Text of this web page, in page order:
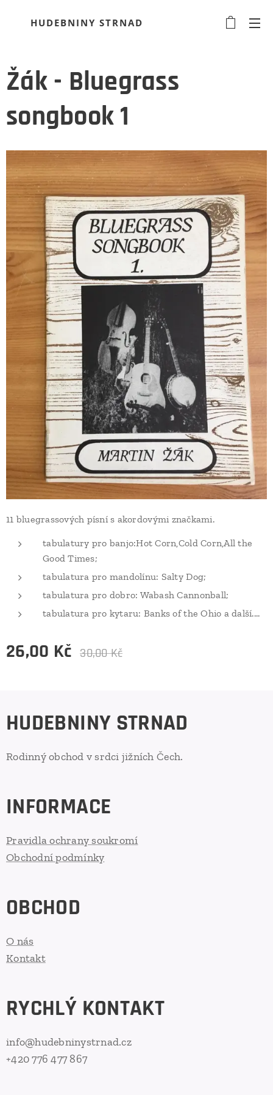
HUDEBNINY STRNAD
Žák - Bluegrass
songbook 1
11 bluegrassových písní s akordovými značkami.
tabulatury pro banjo:Hot Corn,Cold Corn,All the
Good Times;
tabulatura pro mandolínu: Salty Dog;
tabulatura pro dobro: Wabash Cannonball;
tabulatura pro kytaru: Banks of the Ohio a další....
26,00 Kč 30,00Kč
HUDEBNINY STRNAD
Rodinný obchod v srdci jižních Čech.
INFORMACE
Pravidla ochrany soukromí
Obchodní podmínky
OBCHOD
O nás
Kontakt
RYCHLÝ KONTAKT
info@hudebninystrnad.cz
+420 776 477 867